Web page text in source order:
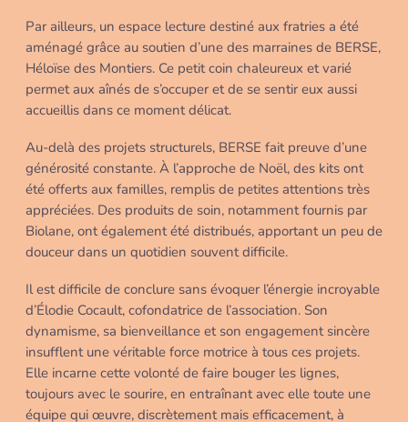
Par ailleurs, un espace lecture destiné aux fratries a été
aménagé grâce au soutien d’une des marraines de BERSE,
Héloïse des Montiers. Ce petit coin chaleureux et varié
permet aux aînés de s’occuper et de se sentir eux aussi
accueillis dans ce moment délicat.
Au-delà des projets structurels, BERSE fait preuve d’une
générosité constante. À l’approche de Noël, des kits ont
été offerts aux familles, remplis de petites attentions très
appréciées. Des produits de soin, notamment fournis par
Biolane, ont également été distribués, apportant un peu de
douceur dans un quotidien souvent difficile.
Il est difficile de conclure sans évoquer l’énergie incroyable
d’Élodie Cocault, cofondatrice de l’association. Son
dynamisme, sa bienveillance et son engagement sincère
insufflent une véritable force motrice à tous ces projets.
Elle incarne cette volonté de faire bouger les lignes,
toujours avec le sourire, en entraînant avec elle toute une
équipe qui œuvre, discrètement mais efficacement, à